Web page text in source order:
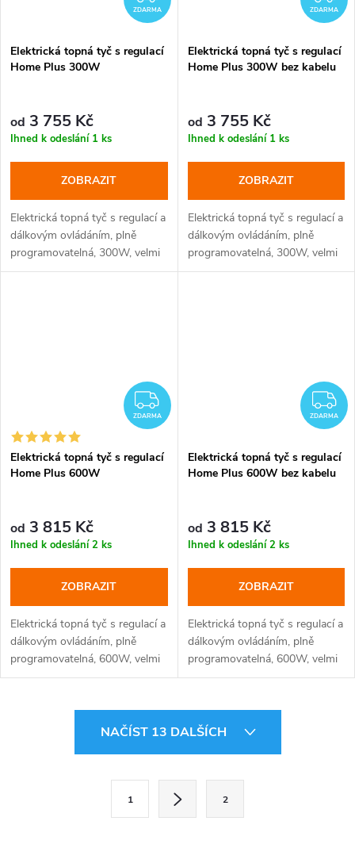
ZDARMA
Elektrická topná tyč s regulací
Home Plus 300W
od 3 755 Kč
Ihned k odeslání 1 ks
ZOBRAZIT
Elektrická topná tyč s regulací a
dálkovým ovládáním, plně
programovatelná, 300W, velmi
elegantní vzhled, 10 barevných
ZDARMA
Elektrická topná tyč s regulací
Home Plus 300W bez kabelu
od 3 755 Kč
Ihned k odeslání 1 ks
ZOBRAZIT
Elektrická topná tyč s regulací a
dálkovým ovládáním, plně
programovatelná, 300W, velmi
elegantní vzhled, 10 barevných
ZDARMA
ZDARMA
Elektrická topná tyč s regulací
Home Plus 600W
od 3 815 Kč
Ihned k odeslání2 ks
ZOBRAZIT
Elektrická topná tyč s regulací a
dálkovým ovládáním, plně
programovatelná, 600W, velmi
elegantní vzhled, 10 barevných
ZDARMA
Elektrická topná tyč s regulací
Home Plus 600W bez kabelu
od 3 815 Kč
Ihned k odeslání2 ks
ZOBRAZIT
Elektrická topná tyč s regulací a
dálkovým ovládáním, plně
programovatelná, 600W, velmi
elegantní vzhled, 10 barevných
NAČÍST 13 DALŠÍCH
1 2